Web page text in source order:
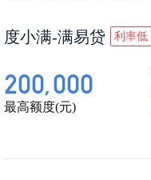
度小满-满易贷 利率低
200,000
最高额度(元)